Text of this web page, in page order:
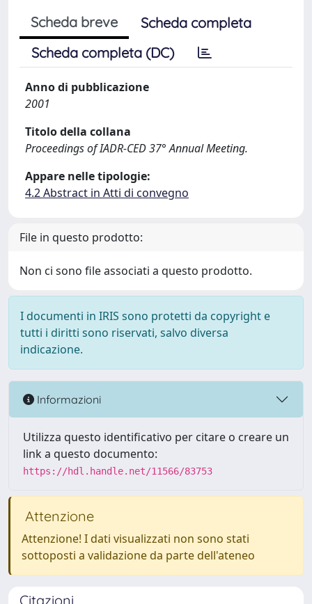
Scheda breve
Scheda completa
Scheda completa (DC)
Anno di pubblicazione
2001
Titolo della collana
Proceedings of IADR-CED 37° Annual Meeting.
Appare nelle tipologie:
4.2 Abstract in Atti di convegno
File in questo prodotto:
Non ci sono file associati a questo prodotto.
I documenti in IRIS sono protetti da copyright e
tutti i diritti sono riservati, salvo diversa
indicazione.
Informazioni
Utilizza questo identificativo per citare o creare un
link a questo documento:
https://hdl.handle.net/11566/83753
Attenzione
Attenzione! I dati visualizzati non sono stati
sottoposti a validazione da parte dell'ateneo
Citazioni